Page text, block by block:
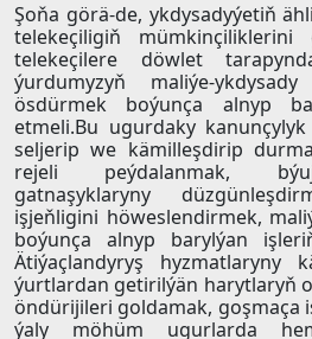
Şoňa görä-de, ykdysadyýetiň
telekeçiligiň mümkinçiliklerini
telekeçilere döwlet
ýurdumyzyň maliýe-
ösdürmek boýunça alnyp
etmeli.Bu ugurdaky
seljerip we kämilleşdirip
rejeli peýdalanmak,
gatnaşyklaryny
işjeňligini höweslendirmek,
boýunça alnyp barylýan
Ätiýaçlandyryş hyzmatlaryny
ýurtlardan getirilýän harytlaryň
öndürijileri goldamak, goşmaça
ýaly möhüm ugurlarda